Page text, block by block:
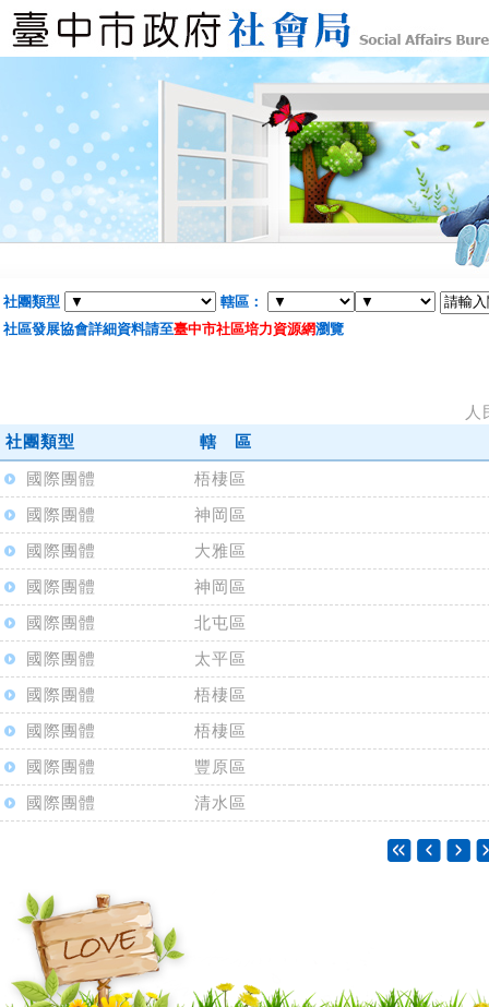
社團類型
轄區：
社區發展協會詳細資料請至臺中市社區培力資源網瀏覽
社團類型
轄 區
國際團體
梧棲區
國際團體
神岡區
國際團體
大雅區
國際團體
神岡區
國際團體
北屯區
國際團體
太平區
國際團體
梧棲區
國際團體
梧棲區
國際團體
豐原區
國際團體
清水區